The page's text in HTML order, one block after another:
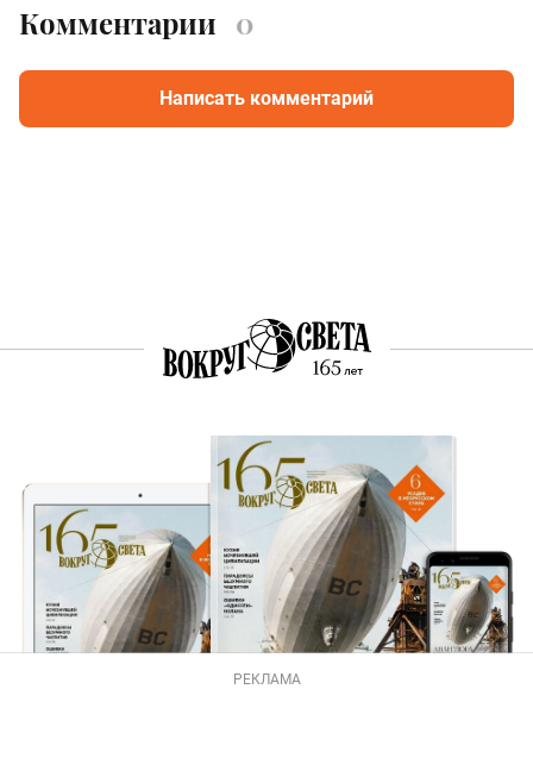
Комментарии 0
Написать комментарий
РЕКЛАМА